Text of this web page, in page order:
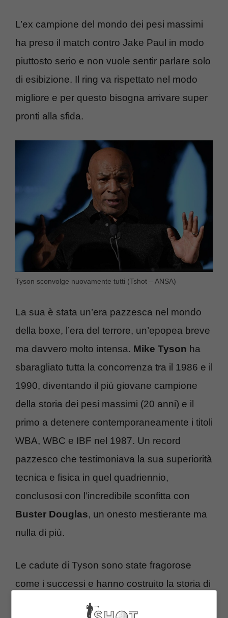
L’ex campione del mondo dei pesi massimi
ha preso il match contro Jake Paul in modo
piuttosto serio e non vuole sentir parlare solo
di esibizione. Il ring va rispettato nel modo
migliore e per questo bisogna arrivare super
pronti alla sfida.
Tyson sconvolge nuovamente tutti (Tshot – ANSA)
La sua è stata un’era pazzesca nel mondo
della boxe, l’era del terrore, un’epopea breve
ma davvero molto intensa. Mike Tyson ha
sbaragliato tutta la concorrenza tra il 1986 e il
1990, diventando il più giovane campione
della storia dei pesi massimi (20 anni) e il
primo a detenere contemporaneamente i titoli
WBA, WBC e IBF nel 1987. Un record
pazzesco che testimoniava la sua superiorità
tecnica e fisica in quel quadriennio,
conclusosi con l’incredibile sconfitta con
Buster Douglas, un onesto mestierante ma
nulla di più.
Le cadute di Tyson sono state fragorose
come i successi e hanno costruito la storia di
un personaggio discusso e discutibile ma pur